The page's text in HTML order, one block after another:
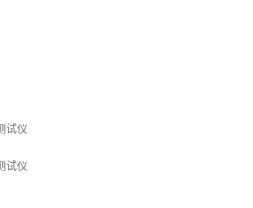
试仪
试仪